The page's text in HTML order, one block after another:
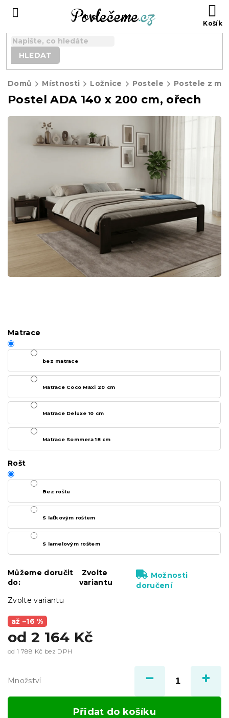
HLEDAT
Domů Místnosti Ložnice Postele Postele z
Postel ADA 140 x 200 cm, ořech
až –16 %
od 2 164 Kč
od 1 788 Kč bez DPH
Zvolte variantu
Matrace
bez matrace
Matrace Coco Maxi 20 cm
Matrace Deluxe 10 cm
Matrace Sommera 18 cm
Rošt
Bez roštu
S laťkovým roštem
S lamelovým roštem
Můžeme doručit
do:
Zvolte
variantu
Možnosti
doručení
Množství
Přidat do košíku